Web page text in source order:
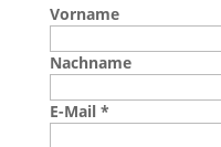
Vorname
Nachname
E-Mail *